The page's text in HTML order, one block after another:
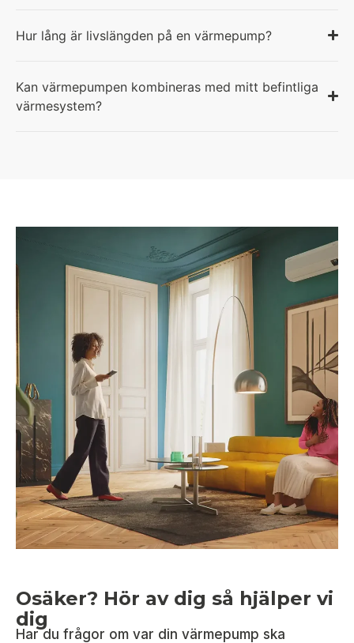
Hur lång är livslängden på en värmepump?
Kan värmepumpen kombineras med mitt befintliga
värmesystem?
Osäker? Hör av dig så hjälper vi
dig
Har du frågor om var din värmepump ska